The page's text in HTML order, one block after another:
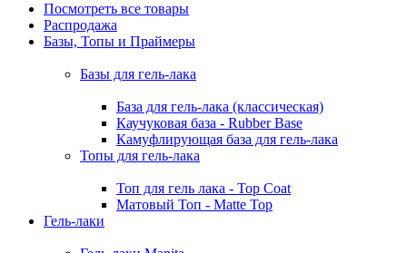
Посмотреть все товары
Распродажа
Базы, Топы и Праймеры
Базы для гель-лака
База для гель-лака (классическая)
Каучуковая база - Rubber Base
Камуфлирующая база для гель-лака
Топы для гель-лака
Топ для гель лака - Top Coat
Матовый Топ - Matte Top
Гель-лаки